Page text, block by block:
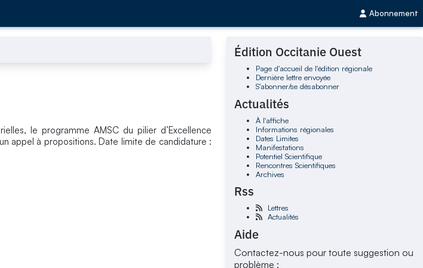
Abonnement
le programme AMSC du pilier d’Excellence
appel à propositions. Date limite de candidature :
Édition Occitanie Ouest
Page d'accueil de l'édition régionale
Dernière lettre envoyée
S'abonner/se désabonner
Actualités
À l'affiche
Informations régionales
Dates Limites
Manifestations
Potentiel Scientifique
Rencontres Scientifiques
Archives
Rss
Lettres
Actualités
Aide
Contactez-nous pour toute suggestion ou
problème :